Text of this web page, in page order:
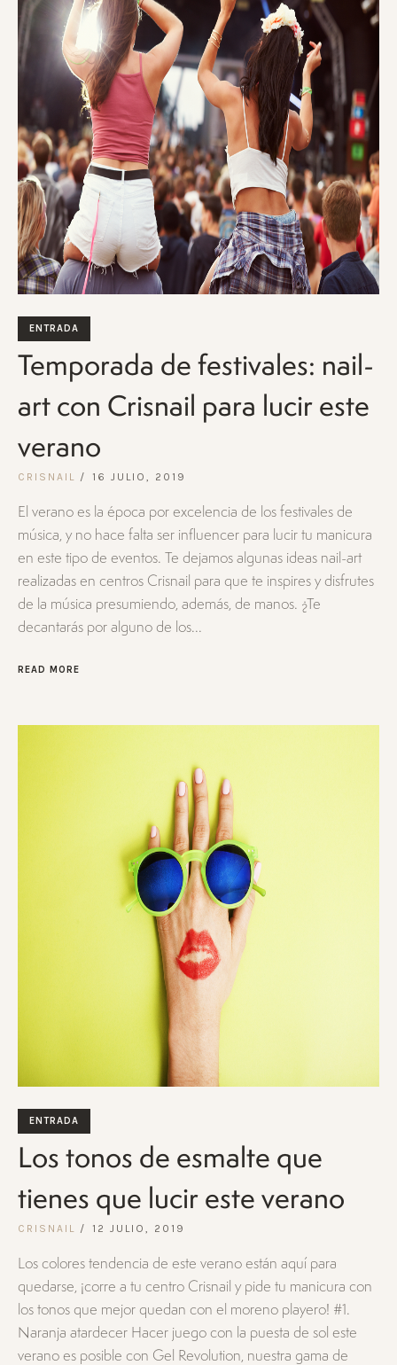
ENTRADA
Temporada de festivales: nail-
art con Crisnail para lucir este
verano
CRISNAIL 16 JULIO, 2019
El verano es la época por excelencia de los festivales de
música, y no hace falta ser influencer para lucir tu manicura
en este tipo de eventos. Te dejamos algunas ideas nail-art
realizadas en centros Crisnail para que te inspires y disfrutes
de la música presumiendo, además, de manos. ¿Te
decantarás por alguno de los...
READ MORE
ENTRADA
Los tonos de esmalte que
tienes que lucir este verano
CRISNAIL 12 JULIO, 2019
Los colores tendencia de este verano están aquí para
quedarse, ¡corre a tu centro Crisnail y pide tu manicura con
los tonos que mejor quedan con el moreno playero! #1.
Naranja atardecer Hacer juego con la puesta de sol este
verano es posible con Gel Revolution, nuestra gama de